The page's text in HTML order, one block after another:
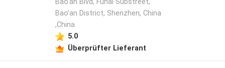
Bao’an District, Shenzhen, China
,China
5.0
Überprüfter Lieferant